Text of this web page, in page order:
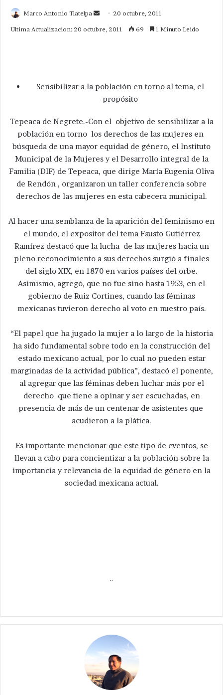
Marco Antonio Tlatelpa
Send 20 octubre, 2011
Ultima Actualizacion: 20 octubre, 2011 69 1 Minuto Leido
Sensibilizar a la población en torno al tema, el
propósito
Tepeaca de Negrete.-Con el objetivo de sensibilizar a la
población en torno los derechos de las mujeres en
búsqueda de una mayor equidad de género, el Instituto
Municipal de la Mujeres y el Desarrollo integral de la
Familia (DIF) de Tepeaca, que dirige María Eugenia Oliva
de Rendón , organizaron un taller conferencia sobre
derechos de las mujeres en esta cabecera municipal.
Al hacer una semblanza de la aparición del feminismo en
el mundo, el expositor del tema Fausto Gutiérrez
Ramírez destacó que la lucha de las mujeres hacia un
pleno reconocimiento a sus derechos surgió a finales
del siglo XIX, en 1870 en varios países del orbe.
Asimismo, agregó, que no fue sino hasta 1953, en el
gobierno de Ruiz Cortines, cuando las féminas
mexicanas tuvieron derecho al voto en nuestro país.
“El papel que ha jugado la mujer a lo largo de la historia
ha sido fundamental sobre todo en la construcción del
estado mexicano actual, por lo cual no pueden estar
marginadas de la actividad pública”, destacó el ponente,
al agregar que las féminas deben luchar más por el
derecho que tiene a opinar y ser escuchadas, en
presencia de más de un centenar de asistentes que
acudieron a la plática.
Es importante mencionar que este tipo de eventos, se
llevan a cabo para concientizar a la población sobre la
importancia y relevancia de la equidad de género en la
sociedad mexicana actual.
¨